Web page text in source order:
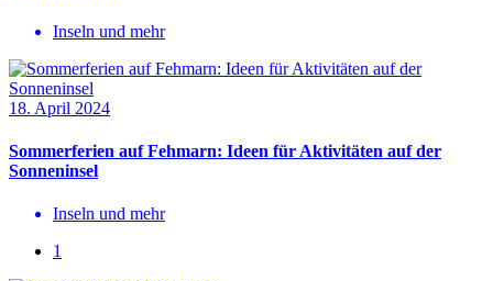
Inseln und mehr
18. April 2024
Sommerferien auf Fehmarn: Ideen für Aktivitäten auf der
Sonneninsel
Inseln und mehr
1